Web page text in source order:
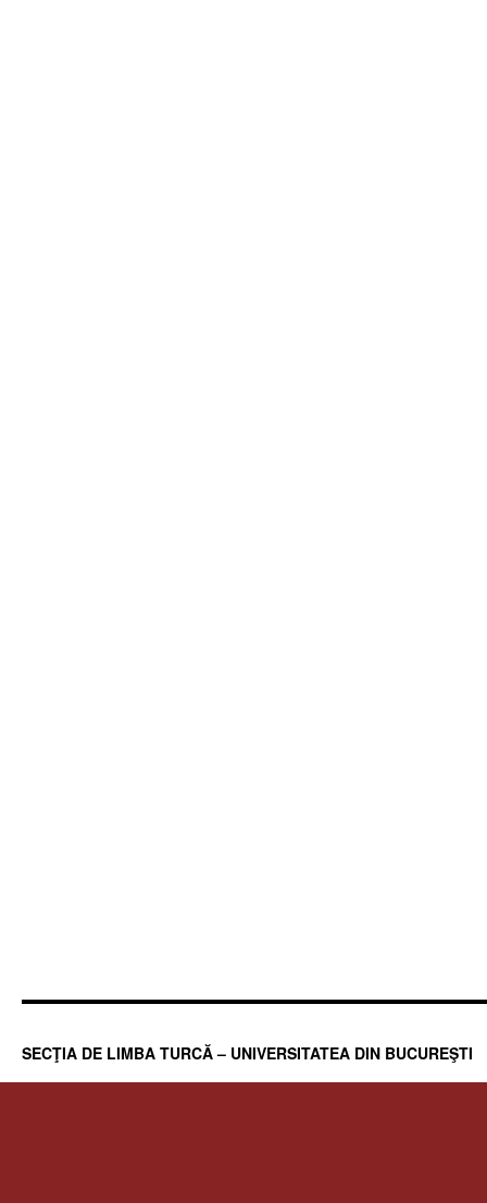
SECŢIA DE LIMBA TURCĂ – UNIVERSITATEA DIN BUCUREŞTI